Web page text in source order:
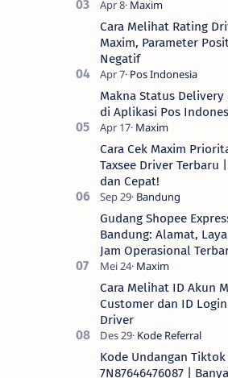
Cara Melihat Rating
Maxim, Parameter
Negatif
Makna Status Delivery
di Aplikasi Pos
Cara Cek Maxim
Taxsee Driver Terbaru
dan Cepat!
Gudang Shopee
Bandung: Alamat,
Jam Operasional
Cara Melihat ID Akun
Customer dan ID
Driver
Kode Undangan Tiktok
7N87646476087 |